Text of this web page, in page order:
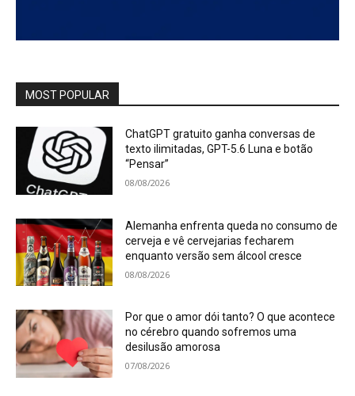
MOST POPULAR
ChatGPT gratuito ganha conversas de
texto ilimitadas, GPT-5.6 Luna e botão
“Pensar”
08/08/2026
Alemanha enfrenta queda no consumo de
cerveja e vê cervejarias fecharem
enquanto versão sem álcool cresce
08/08/2026
Por que o amor dói tanto? O que acontece
no cérebro quando sofremos uma
desilusão amorosa
07/08/2026